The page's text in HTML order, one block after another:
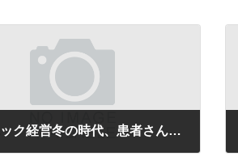
クリニック経営冬の時代、患者さんから選ばれるクリニックになる方法